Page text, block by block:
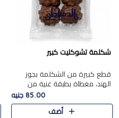
شكلمة تشوكليت كبير
قطع كبيرة من الشكلمة بجوز
الهند، مغطاة بطبقة غنية من
الشوكولاتة الفاخرة لتجمع بين
القوام الطري من الداخل مركز جوز
الهند المطاطي والمذاق الغن..
85.00 جنيه
أضف